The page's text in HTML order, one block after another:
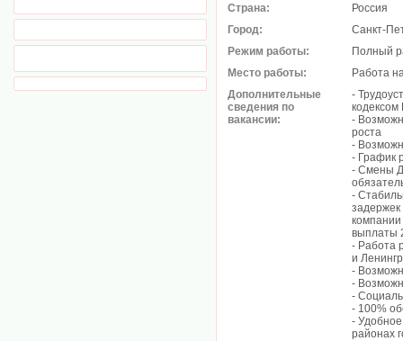
Страна:
Россия
Город:
Санкт-
Режим работы:
Полный
Место работы:
Работа
Дополнительные
сведения по
вакансии:
-
кодексом
-
роста
-
- График
- Смены
-
задержек
выплаты
- Работа
и
-
-
-
- 100%
-
районах